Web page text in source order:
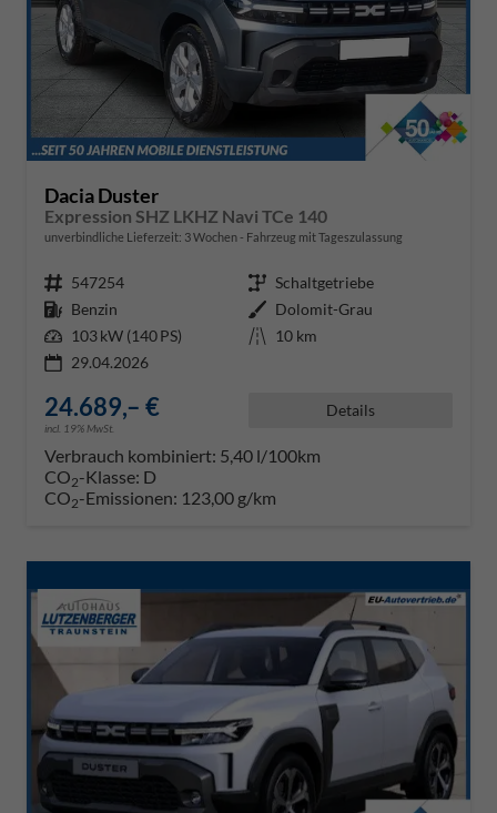
Dacia Duster
Expression SHZ LKHZ Navi TCe 140
unverbindliche Lieferzeit: 3 Wochen Fahrzeug mit Tageszulassung
Fahrzeugnr. 547254 Getriebe Schaltgetriebe
Kraftstoff Benzin Außenfarbe Dolomit-Grau
Leistung 103 kW (140 PS) Kilometerstand 10 km
29.04.2026
24.689,– €
incl. 19% MwSt.
Details
Verbrauch kombiniert: 5,40 l/100km
CO2-Klasse: D
CO2-Emissionen: 123,00 g/km